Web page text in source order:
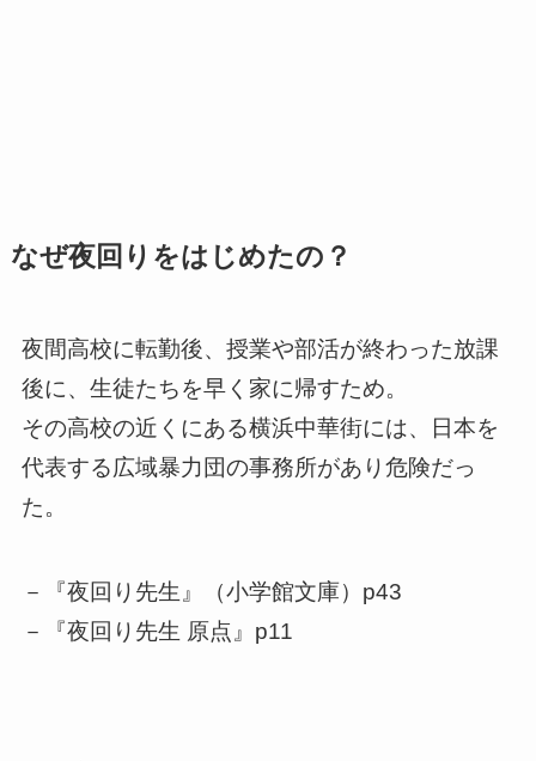
なぜ夜回りをはじめたの？
夜間高校に転勤後、授業や部活が終わった放課
後に、生徒たちを早く家に帰すため。
その高校の近くにある横浜中華街には、日本を
代表する広域暴力団の事務所があり危険だっ
た。
－『夜回り先生』（小学館文庫）p43
－『夜回り先生 原点』p11